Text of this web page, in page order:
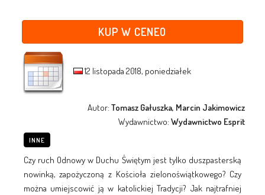
KUP W CENEO
12 listopada 2018, poniedziałek
Autor:Tomasz Gałuszka, Marcin Jakimowicz
Wydawnictwo:Wydawnictwo Esprit
INNE
Czy ruch Odnowy w Duchu Świętym jest tylko duszpasterską
nowinką, zapożyczoną z Kościoła zielonoświątkowego? Czy
można umiejscowić ją w katolickiej Tradycji? Jak najtrafniej